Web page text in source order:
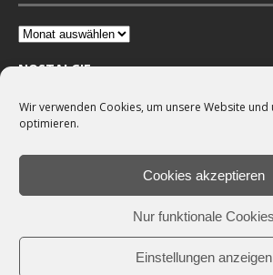
Wir verwenden Cookies, um unsere Website und
optimieren.
Cookies akzeptieren
Nur funktionale Cookies
Einstellungen anzeigen
NOSTALGIE